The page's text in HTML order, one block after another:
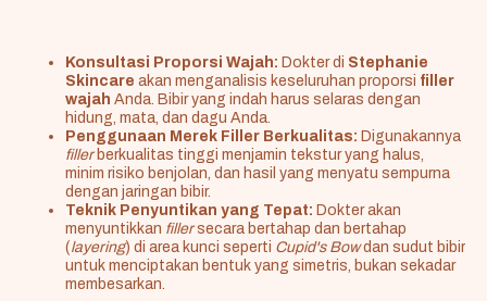
Konsultasi Proporsi Wajah: Dokter di Stephanie
Skincare akan menganalisis keseluruhan proporsi filler
wajah Anda. Bibir yang indah harus selaras dengan
hidung, mata, dan dagu Anda.
Penggunaan Merek Filler Berkualitas: Digunakannya
fillerberkualitas tinggi menjamin tekstur yang halus,
minim risiko benjolan, dan hasil yang menyatu sempurna
dengan jaringan bibir.
Teknik Penyuntikan yang Tepat: Dokter akan
menyuntikkan fillersecara bertahap dan bertahap
(layering) di area kunci seperti Cupid's Bowdan sudut bibir
untuk menciptakan bentuk yang simetris, bukan sekadar
membesarkan.